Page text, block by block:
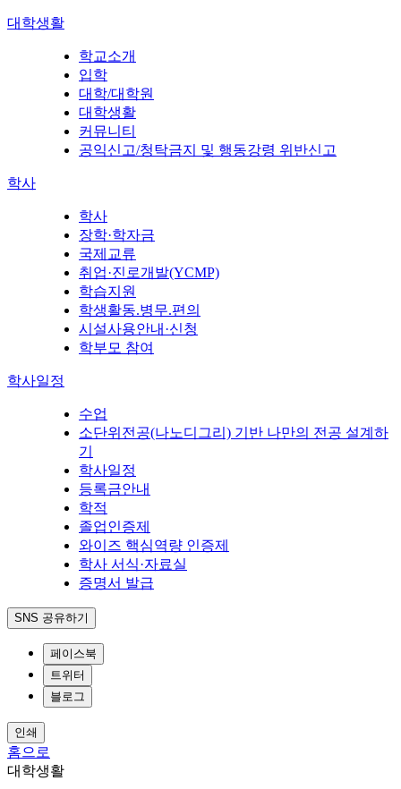
대학생활
학교소개
입학
대학/대학원
대학생활
커뮤니티
공익신고/청탁금지 및 행동강령 위반신고
학사
학사
장학·학자금
국제교류
취업·진로개발(YCMP)
학습지원
학생활동.병무.편의
시설사용안내·신청
학부모 참여
학사일정
수업
소단위전공(나노디그리) 기반 나만의 전공 설계하
기
학사일정
등록금안내
학적
졸업인증제
와이즈 핵심역량 인증제
학사 서식·자료실
증명서 발급
SNS 공유하기
페이스북
트위터
블로그
인쇄
홈으로
대학생활